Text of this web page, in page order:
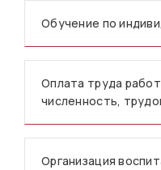
Обучение по
Оплата труда
численность,
Организация